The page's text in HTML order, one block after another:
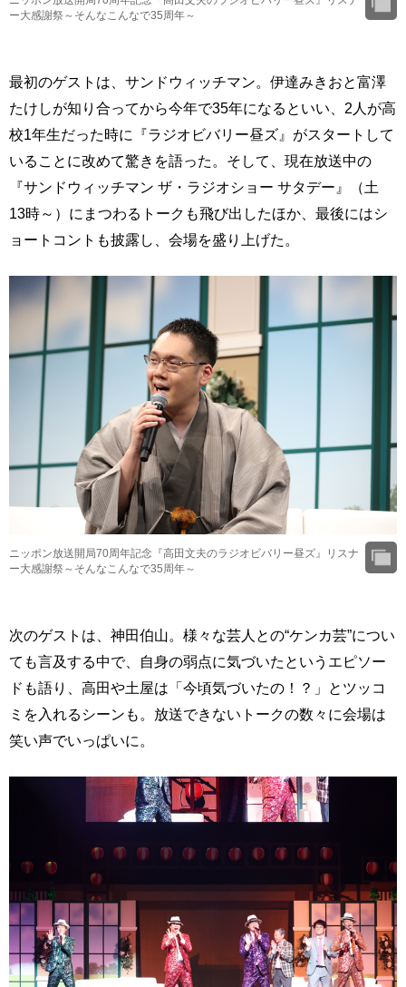
ー大感謝祭～そんなこんなで35周年～
最初のゲストは、サンドウィッチマン。伊達みきおと富澤
たけしが知り合ってから今年で35年になるといい、2人が高
校1年生だった時に『ラジオビバリー昼ズ』がスタートして
いることに改めて驚きを語った。そして、現在放送中の
『サンドウィッチマン ザ・ラジオショー サタデー』（土
13時～）にまつわるトークも飛び出したほか、最後にはシ
ョートコントも披露し、会場を盛り上げた。
ニッポン放送開局70周年記念『高田文夫のラジオビバリー昼ズ』リスナ
ー大感謝祭～そんなこんなで35周年～
次のゲストは、神田伯山。様々な芸人との“ケンカ芸”につい
ても言及する中で、自身の弱点に気づいたというエピソー
ドも語り、高田や土屋は「今頃気づいたの！？」とツッコ
ミを入れるシーンも。放送できないトークの数々に会場は
笑い声でいっぱいに。